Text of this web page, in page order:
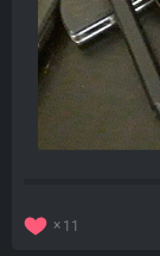
11